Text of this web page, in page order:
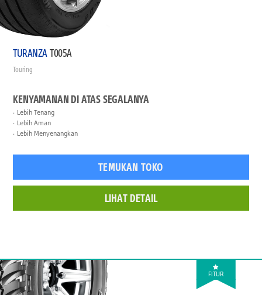
TURANZAT005A
Touring
KENYAMANAN DI ATAS SEGALANYA
Lebih Tenang
Lebih Aman
Lebih Menyenangkan
TEMUKAN TOKO
LIHAT DETAIL
FITUR